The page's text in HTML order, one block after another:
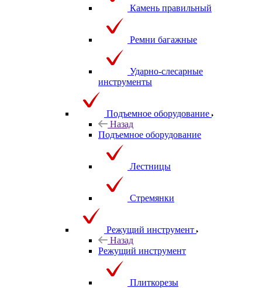
Камень правильный
Ремни багажные
Ударно-слесарные
инструменты
Подъемное оборудование
Назад
Подъемное оборудование
Лестницы
Стремянки
Режущий инструмент
Назад
Режущий инструмент
Плиткорезы